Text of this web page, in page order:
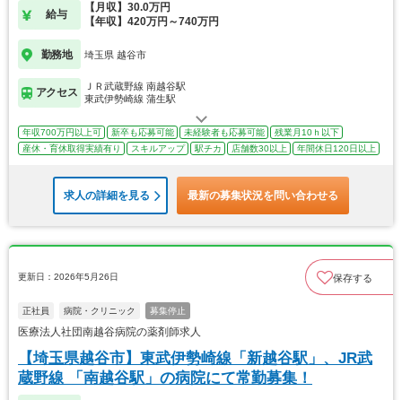
給与
【月収】30.0万円
【年収】420万円～740万円
勤務地 埼玉県 越谷市
アクセス
ＪＲ武蔵野線 南越谷駅
東武伊勢崎線 蒲生駅
年収700万円以上可 新卒も応募可能 未経験者も応募可能
残業月10ｈ以下
産休・育休取得実績有り
スキルアップ 駅チカ 店舗数30以上 年間休日120日以上
求人の詳細を見る 最新の募集状況を問い合わせる
更新日：2026年5月26日 保存する
正社員 病院・クリニック 募集停止
医療法人社団南越谷病院の薬剤師求人
【埼玉県越谷市】東武伊勢崎線「新越谷駅」、JR武
蔵野線 「南越谷駅」の病院にて常勤募集！